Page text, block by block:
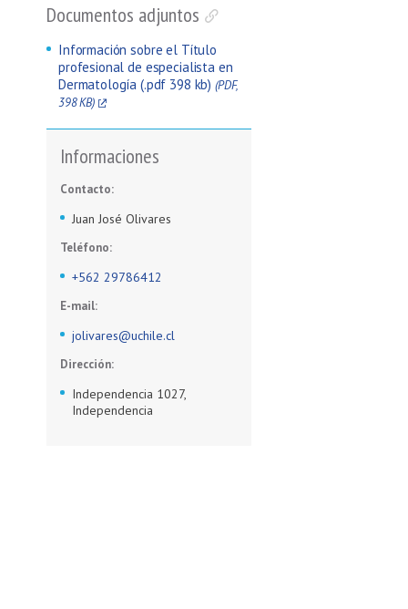
Documentos adjuntos
Información sobre el Título
profesional de especialista en
Dermatología (.pdf 398 kb) (PDF,
398 KB)
Informaciones
Contacto:
Juan José Olivares
Teléfono:
+562 29786412
E-mail:
jolivares@uchile.cl
Dirección:
Independencia 1027,
Independencia